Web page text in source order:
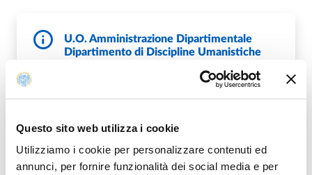
Questo sito web utilizza i cookie
Utilizziamo i cookie per personalizzare contenuti ed
annunci, per fornire funzionalità dei social media e per
U.O. Amministrazione Dipartimentale
Dipartimento di Discipline Umanistiche
E. dusic@unipr.it
W. https://dusic.unipr.it/it